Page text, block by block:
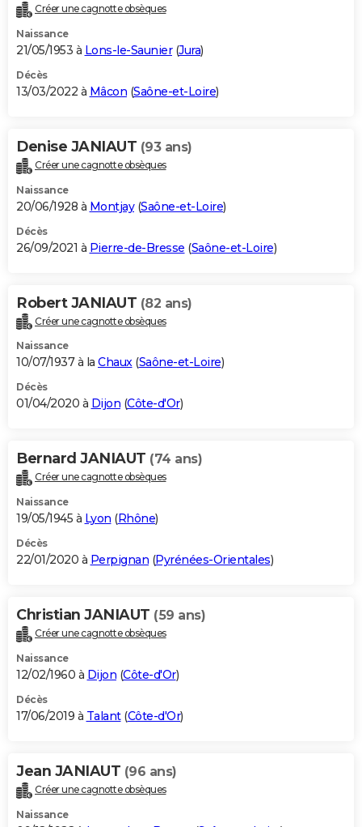
Créer une cagnotte obsèques
Naissance
21/05/1953 à Lons-le-Saunier(Jura)
Décès
13/03/2022 à Mâcon (Saône-et-Loire)
Denise JANIAUT (93 ans)
Créer une cagnotte obsèques
Naissance
20/06/1928 à Montjay(Saône-et-Loire)
Décès
26/09/2021 à Pierre-de-Bresse (Saône-et-Loire)
Robert JANIAUT (82 ans)
Créer une cagnotte obsèques
Naissance
10/07/1937 à la Chaux(Saône-et-Loire)
Décès
01/04/2020 à Dijon (Côte-d'Or)
Bernard JANIAUT (74 ans)
Créer une cagnotte obsèques
Naissance
19/05/1945 à Lyon (Rhône)
Décès
22/01/2020 à Perpignan (Pyrénées-Orientales)
Christian JANIAUT (59 ans)
Créer une cagnotte obsèques
Naissance
12/02/1960 à Dijon (Côte-d'Or)
Décès
17/06/2019 à Talant(Côte-d'Or)
Jean JANIAUT (96 ans)
Créer une cagnotte obsèques
Naissance